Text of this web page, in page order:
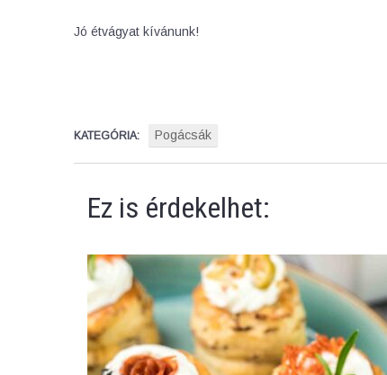
Jó étvágyat kívánunk!
KATEGÓRIA: Pogácsák
Ez is érdekelhet: